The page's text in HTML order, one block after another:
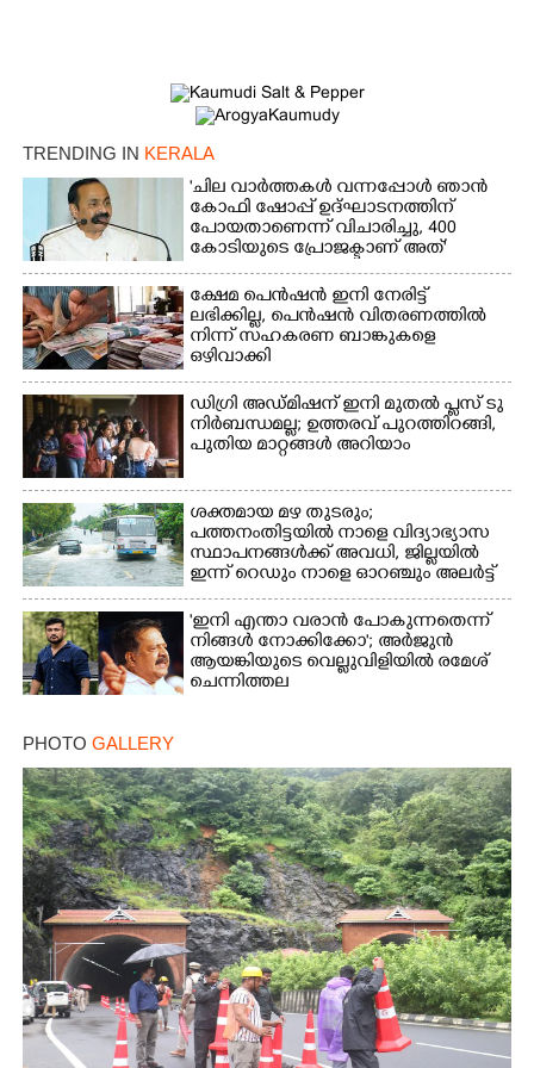
TRENDING IN KERALA
'ചില വാർത്തകൾ വന്നപ്പോൾ ഞാൻ
കോഫി ഷോപ്പ് ഉദ്ഘാടനത്തിന്
പോയതാണെന്ന് വിചാരിച്ചു, 400
കോടിയുടെ പ്രോജക്ടാണ് അത്'
ക്ഷേമ പെൻഷൻ ഇനി നേരിട്ട്
ലഭിക്കില്ല,​ പെൻഷൻ വിതരണത്തിൽ
നിന്ന് സഹകരണ ബാങ്കുകളെ
ഒഴിവാക്കി
ഡിഗ്രി അഡ്മിഷന് ഇനി മുതൽ പ്ലസ് ടു
നിർബന്ധമല്ല; ഉത്തരവ് പുറത്തിറങ്ങി,
പുതിയ മാറ്റങ്ങൾ അറിയാം
ശക്തമായ മഴ തുടരും;
പത്തനംതിട്ടയിൽ നാളെ വിദ്യാഭ്യാസ
സ്ഥാപനങ്ങൾക്ക് അവധി,​ ജില്ലയിൽ
ഇന്ന് റെ‌ഡും നാളെ ഓറഞ്ചും അലർട്ട്
'ഇനി എന്താ വരാൻ പോകുന്നതെന്ന്
നിങ്ങൾ നോക്കിക്കോ'; അർജുൻ
ആയങ്കിയുടെ വെല്ലുവിളിയിൽ രമേശ്
ചെന്നിത്തല
PHOTO GALLERY